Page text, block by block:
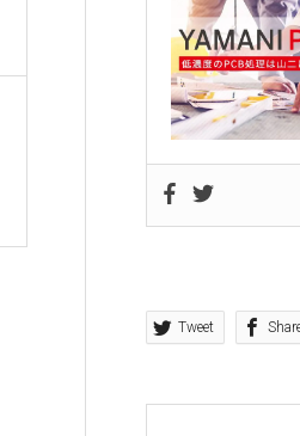
Tweet